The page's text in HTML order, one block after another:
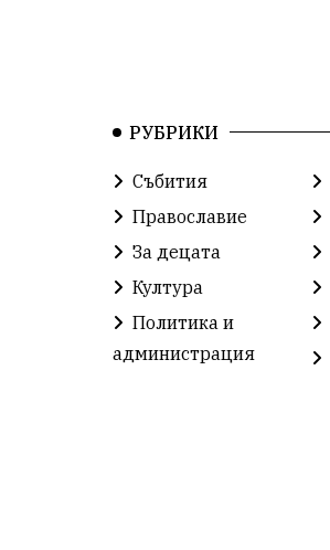
РУБРИКИ
Събития
Православие
За децата
Култура
Политика и
администрация